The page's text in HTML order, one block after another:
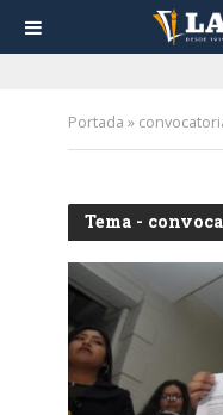
Portada »
Tema -